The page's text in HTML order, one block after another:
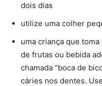
dois dias
utilize uma colher
uma criança que
de frutas ou bebida
chamada “boca de
cáries nos dentes.